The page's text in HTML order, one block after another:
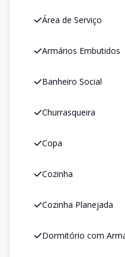
Área de Serviço
Armários Embutidos
Banheiro Social
Churrasqueira
Copa
Cozinha
Cozinha Planejada
Dormitório com